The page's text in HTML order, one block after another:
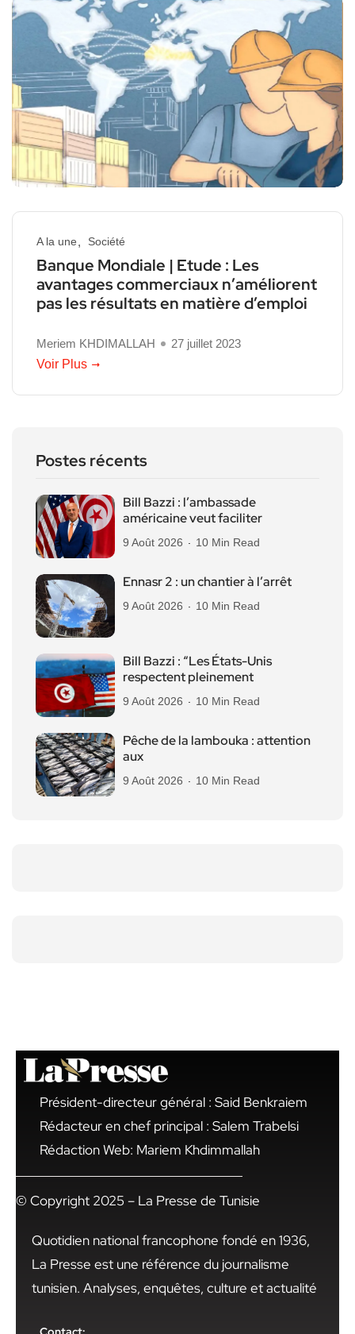
A la une Société
Banque Mondiale | Etude : Les
avantages commerciaux n’améliorent
pas les résultats en matière d’emploi
Meriem KHDIMALLAH
27 juillet 2023
Voir Plus
Postes récents
Bill Bazzi : l’ambassade
américaine veut faciliter
9 Août 2026 10 Min Read
Ennasr 2 : un chantier à l’arrêt
9 Août 2026 10 Min Read
Bill Bazzi : “Les États-Unis
respectent pleinement
9 Août 2026 10 Min Read
Pêche de la lambouka : attention
aux
9 Août 2026 10 Min Read
Président-directeur général : Said Benkraiem
Rédacteur en chef principal : Salem Trabelsi
Rédaction Web: Mariem Khdimmallah
© Copyright 2025 – La Presse de Tunisie
Quotidien national francophone fondé en 1936,
La Presse est une référence du journalisme
tunisien. Analyses, enquêtes, culture et actualité